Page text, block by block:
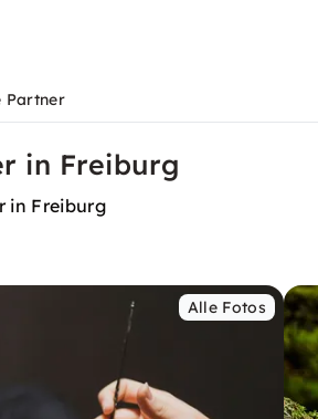
Partner
in Freiburg
in Freiburg
Alle Fotos